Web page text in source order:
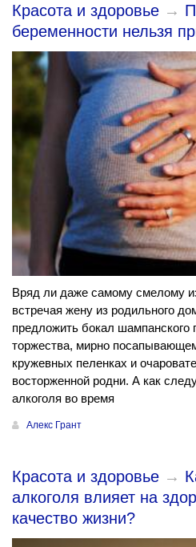
Красота и здоровье →
беременности нельзя
Вряд ли даже самому смелому
встречая жену из родильного
предложить бокал шампанского
торжества, мирно
кружевных пеленках и
восторженной родни. А как
алкоголя во время
Алекс Грант
Красота и здоровье →
алкоголя влияет на
качество жизни?